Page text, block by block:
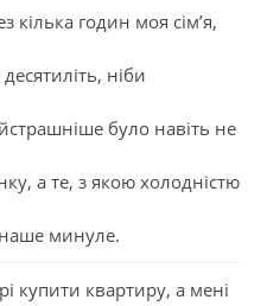
кілька годин моя сім’я,
ніби
було навіть не
а те, з якою холодністю
минуле.
купити квартиру, а мені